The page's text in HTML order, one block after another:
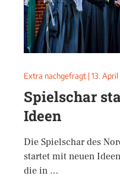
Extra nachgefragt | 13.
Spielschar
Ideen
Die Spielschar des
startet mit neuen
die in …